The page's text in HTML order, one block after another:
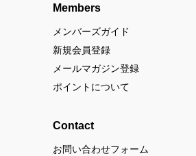
Members
メンバーズガイド
新規会員登録
メールマガジン登録
ポイントについて
Contact
お問い合わせフォーム